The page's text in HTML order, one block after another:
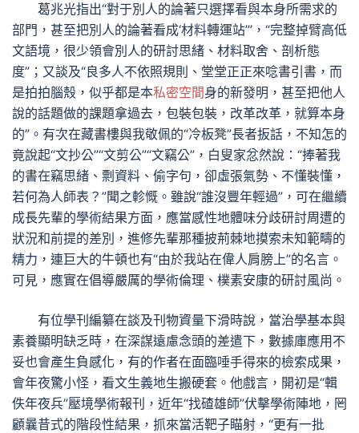
葛兆光指出“對于別人的論著只選擇看與本身所需求的
部門，甚至把別人的論著看成‘材料轉運站’”，“完整掉臂高低
文語境，很少領會別人的研討思緒、材料取舍、剖析態
度”；又談及“良多人不依照規則、堂堂正正來唸書引書，而
是拍拍腦殼，似乎都是本私密空間身的新發明，甚至把他人
說的話題做的課題拿過去，包裝包裝，改革改革，就算本身
的”。有次在藏書樓與我敬佩的“冷板凳”長者扳話，不知怎的
竟說起“文抄公”“文剪公”“文竊公”，白叟家忿然說：“捧著我
的書在竊思緒、剽資料、偷字句，卻虛張氣勢、不懂裝懂，
若何為人師表？”聞之軫慨。雖說“誰沒豐年輕過”，可在繼續
成長先輩的學術結果方面，應當感性地體味分歧研討周遭的
狀況和前提的差別，進修先輩那種披荊棘地摸索未知範疇的
精力，連巨大的牛頓也有“由於我站在偉人肩膀上”的名言。
可見，應實在倡導嚴厲的學術倫理、樸素安康的研討風尚。
有位學刊編纂在談及刊物資量下滑時說，當治學基本與
素養顯明缺乏時，在深謀遠慮念頭的差遣下，數據庫應用不
妥也會產生負感化，有的作者在面臨唾手得來的檢索成果，
會年夜驚小怪，看文生義地生搬硬套。他戲言，開初是“輯
佚年夜兵”壓境學術報刊，近年“找碴雄師”伏擊學術陣地，罔
顧曩昔式的階段性結果，抓來當活靶子瞄射，“更有一批